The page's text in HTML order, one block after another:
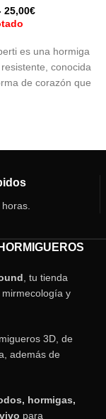
25,00€
es una hormiga
conocida
de corazón que
, tu tienda
y
3D, de
además de
hormigas,
para